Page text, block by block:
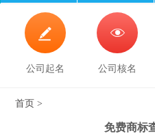

公司起名

公司核名
首页 >
免费商标